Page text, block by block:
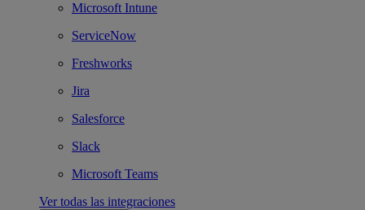
Microsoft Intune
ServiceNow
Freshworks
Jira
Salesforce
Slack
Microsoft Teams
Ver todas las integraciones